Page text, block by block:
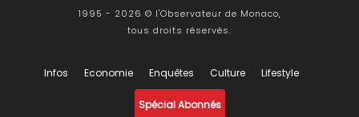
1995 - 2026 © l'Observateur de Monaco,
tous droits réservés.
Infos Economie Enquêtes Culture Lifestyle
Spécial Abonnés